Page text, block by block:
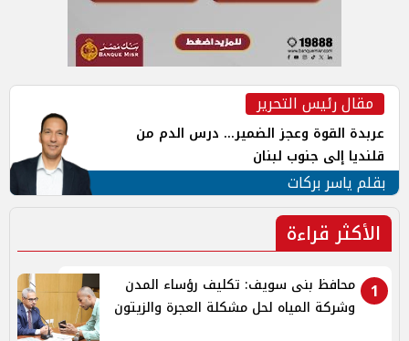
مقال رئيس التحرير
عربدة القوة وعجز الضمير... درس الدم من
قلنديا إلى جنوب لبنان
بقلم ياسر بركات
الأكثر قراءة
1
محافظ بنى سويف: تكليف رؤساء المدن
وشركة المياه لحل مشكلة العجرة والزيتون